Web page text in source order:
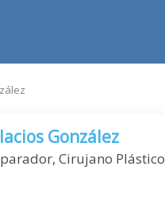
González
Cirujano Plástico